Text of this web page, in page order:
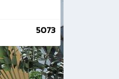
5073